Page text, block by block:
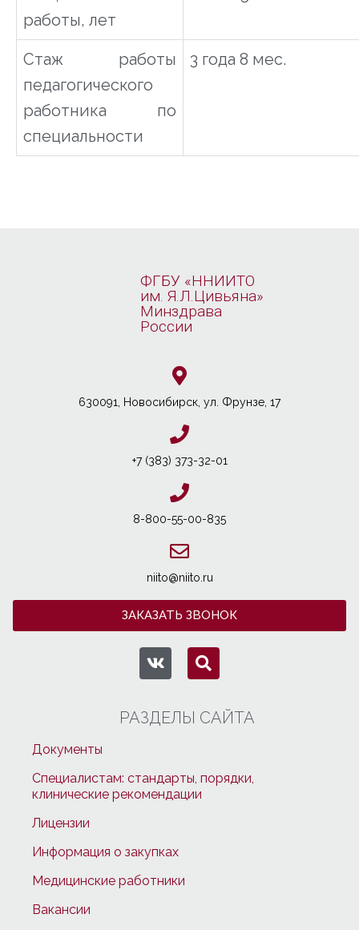
работы, лет
Стаж работы
педагогического
работника по
специальности
3 года 8 мес.
ФГБУ «ННИИТО
им. Я.Л.Цивьяна»
Минздрава
России
630091, Новосибирcк, ул. Фрунзе, 17
+7 (383) 373-32-01
8-800-55-00-835
niito@niito.ru
ЗАКАЗАТЬ ЗВОНОК
РАЗДЕЛЫ САЙТА
Документы
Специалистам: стандарты, порядки,
клинические рекомендации
Лицензии
Информация о закупках
Медицинские работники
Вакансии